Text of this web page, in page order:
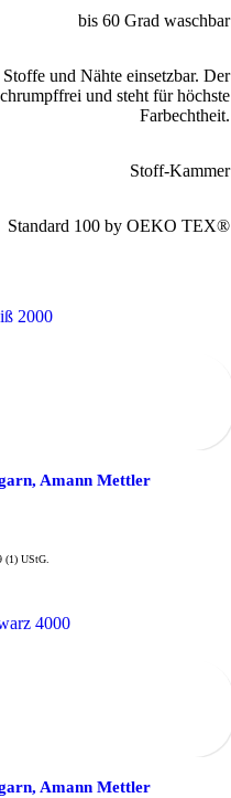
bis 60 Grad waschbar
und Nähte einsetzbar. Der
und steht für höchste
Farbechtheit.
Stoff-Kammer
Standard 100 by OEKO TEX®
Amann Mettler
(1) UStG.
Amann Mettler